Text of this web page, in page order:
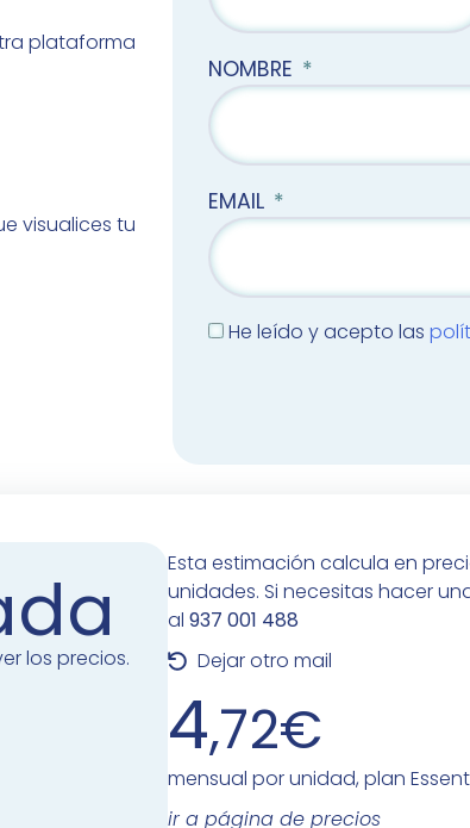
plataforma
visualices tu
NOMBRE
EMAIL
He leído y acepto las
los precios.
Esta estimación calcula en
unidades. Si necesitas hacer
al937 001 488
Dejar otro mail
4,72€
mensual por unidad, plan
ir a página de precios